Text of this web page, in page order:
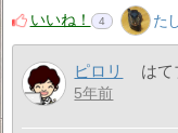
いいね！
4 た
ピロリ はて
5年前